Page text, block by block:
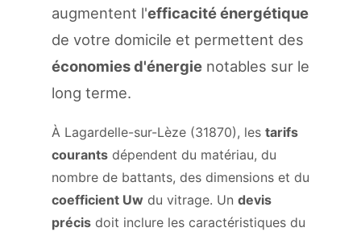
augmentent l'efficacité énergétique
de votre domicile et permettent des
économies d'énergie notables sur le
long terme.
À Lagardelle-sur-Lèze (31870), les tarifs
courants dépendent du matériau, du
nombre de battants, des dimensions et du
coefficient Uw du vitrage. Un devis
précis doit inclure les caractéristiques du